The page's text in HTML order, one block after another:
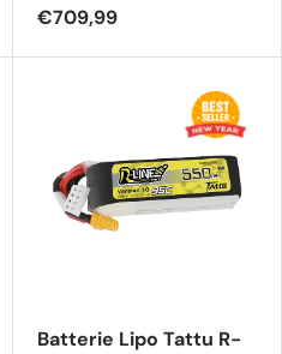
€709,99
Batterie Lipo Tattu R-